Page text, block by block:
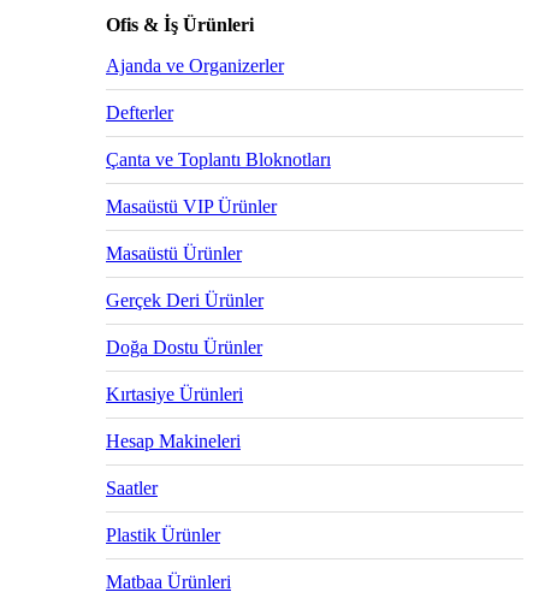
Ofis & İş Ürünleri
Ajanda ve Organizerler
Defterler
Çanta ve Toplantı Bloknotları
Masaüstü VIP Ürünler
Masaüstü Ürünler
Gerçek Deri Ürünler
Doğa Dostu Ürünler
Kırtasiye Ürünleri
Hesap Makineleri
Saatler
Plastik Ürünler
Matbaa Ürünleri